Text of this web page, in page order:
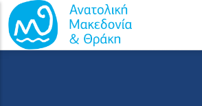
Παράκαμψη προς το κυρίως περιεχόμενο